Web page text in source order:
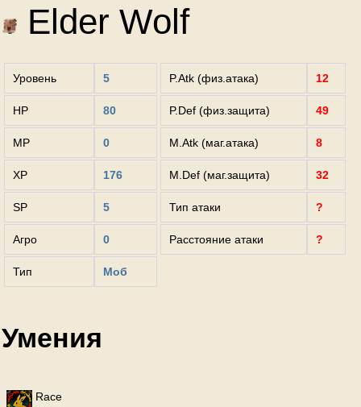
Elder Wolf
Уровень 5
HP 80
MP 0
XP 176
SP 5
Агро 0
Тип Моб
P.Atk (физ.атака) 12
P.Def (физ.защита) 49
M.Atk (маг.атака) 8
M.Def (маг.защита) 32
Тип атаки ?
Расстояние атаки ?
Умения
Race